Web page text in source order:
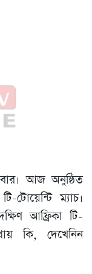
আজ অনুষ্ঠিত
টোয়েন্টি ম্যাচ।
আফ্রিকা টি-
কি, দেখেনিন